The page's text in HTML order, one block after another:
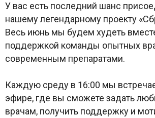
У вас есть последний шанс
нашему легендарному проекту
Весь июнь мы будем худеть
поддержкой команды опытных
современным препаратами.
Каждую среду в 16:00 мы
эфире, где вы сможете задать
врачам, получить поддержку и